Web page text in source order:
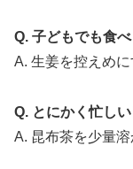
Q. 子どもでも食
A. 生姜を控えめに
Q. とにかく忙しい
A. 昆布茶を少量